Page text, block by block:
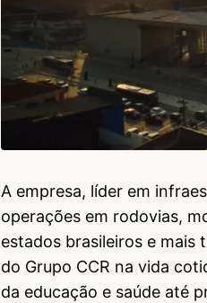
A empresa, líder em
operações em rodovias,
estados brasileiros e mais
do Grupo CCR na vida
da educação e saúde até